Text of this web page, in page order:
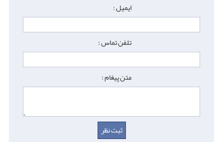
ایمیل :
تلفن تماس :
متن پیغام :